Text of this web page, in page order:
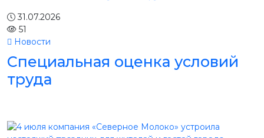
31.07.2026
51
Новости
Специальная оценка условий
труда